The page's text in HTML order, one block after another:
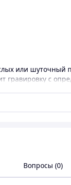
или шуточный
гравировку с
Вопросы (0)